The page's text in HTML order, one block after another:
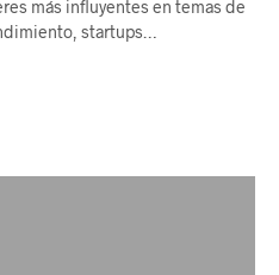
más influyentes en temas de
startups…